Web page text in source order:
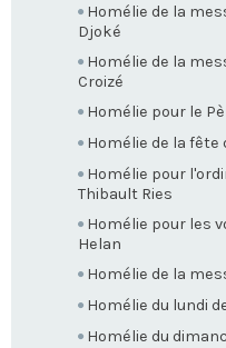
Homélie de la
Djoké
Homélie de la
Croizé
Homélie pour le
Homélie de la fête
Homélie pour
Thibault Ries
Homélie pour les
Helan
Homélie de la
Homélie du lundi
Homélie du